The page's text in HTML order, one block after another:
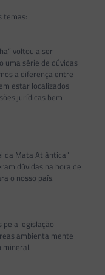
temas:
voltou a ser
uma série de dúvidas
a diferença entre
estar localizados
jurídicas bem
da Mata Atlântica”
dúvidas na hora de
o nosso país.
legislação
ambientalmente
mineral.